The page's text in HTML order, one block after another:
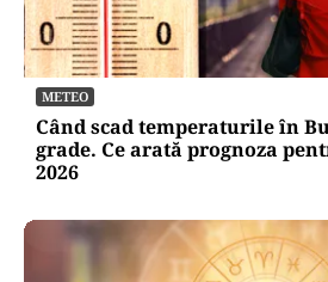
METEO
Când scad temperaturile în
grade. Ce arată prognoza
2026